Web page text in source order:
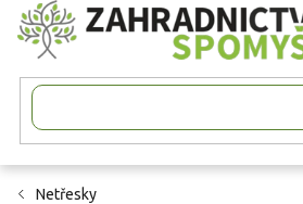
Přejít
na
obsah
Netřesky